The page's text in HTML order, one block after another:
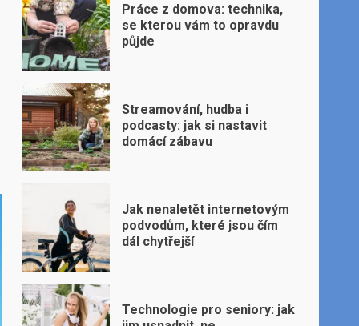
Práce z domova: technika,
se kterou vám to opravdu
půjde
Streamování, hudba i
podcasty: jak si nastavit
domácí zábavu
Jak nenaletět internetovým
podvodům, které jsou čím
dál chytřejší
Technologie pro seniory: jak